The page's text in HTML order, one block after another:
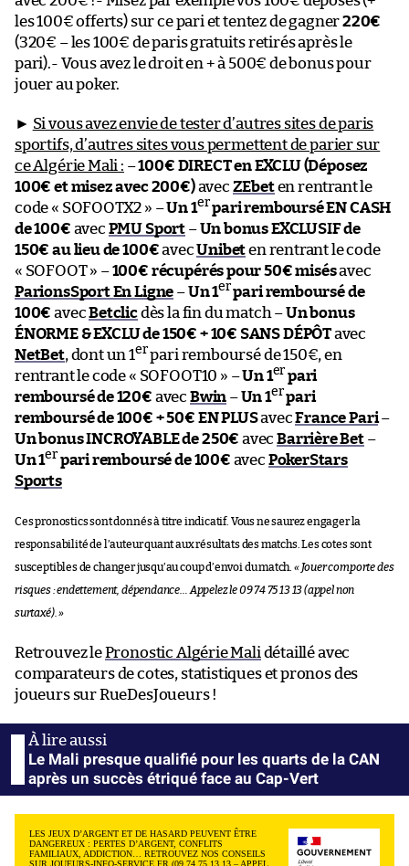
les 100€ offerts) sur ce pari et tentez de gagner220€
(320€ – les 100€ de paris gratuits retirés après le
pari).- Vous avez le droit en + à 500€ de bonus pour
jouer au poker.
► Si vous avez envie de tester d’autres sites de paris
sportifs, d’autres sites vous permettent de parier sur
ce Algérie Mali : –100€ DIRECT en EXCLU (Déposez
100€ et misez avec 200€)avec ZEbeten rentrant le
code « SOFOOTX2 » –Un 1erpari remboursé EN CASH
de 100€ avec PMU Sport –Un bonus EXCLUSIF de
150€ au lieu de 100€avecUnibeten rentrant le code
« SOFOOT » –100€ récupérés pour 50€ misésavec
ParionsSport En Ligne –Un 1erpari remboursé de
100€ avecBetclicdès la fin du match –Un bonus
ÉNORME & EXCLU de 150€ + 10€ SANS DÉPÔTavec
NetBet, dont un 1erpari remboursé de 150€, en
rentrant le code « SOFOOT10 » –Un 1er pari
remboursé de 120€ avec Bwin –Un 1erpari
remboursé de 100€ + 50€ EN PLUSavecFrance Pari–
Un bonus INCROYABLE de 250€ avecBarrière Bet–
Un 1er pari remboursé de 100€ avec PokerStars
Sports
Ces pronostics sont donnés à titre indicatif. Vous ne saurez engager la
responsabilité de l’auteur quant aux résultats des matchs. Les cotes sont
susceptibles de changer jusqu’au coup d’envoi du match. « Jouer comporte des
risques : endettement, dépendance… Appelez le 09 74 75 13 13 (appel non
surtaxé). »
Retrouvez lePronostic Algérie Mali détaillé avec
comparateurs de cotes, statistiques et pronos des
joueurs sur RueDesJoueurs !
Le Mali presque qualifié pour les quarts de la CAN
après un succès étriqué face au Cap-Vert
LES JEUX D’ARGENT ET DE HASARD PEUVENT ÊTRE
DANGEREUX : PERTES D’ARGENT, CONFLITS
FAMILIAUX, ADDICTION… RETROUVEZ NOS CONSEILS
SUR JOUEURS-INFO-SERVICE.FR (09 74 75 13 13 – APPEL